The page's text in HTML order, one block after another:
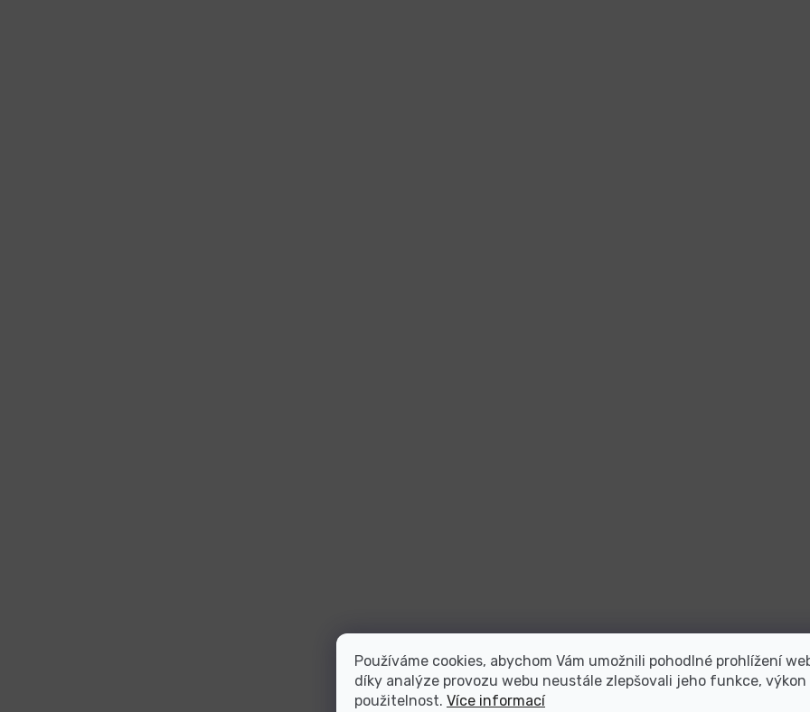
Používáme cookies, abychom Vám umožnili pohodlné prohlížení
díky analýze provozu webu neustále zlepšovali jeho funkce, výkon
použitelnost. Více informací